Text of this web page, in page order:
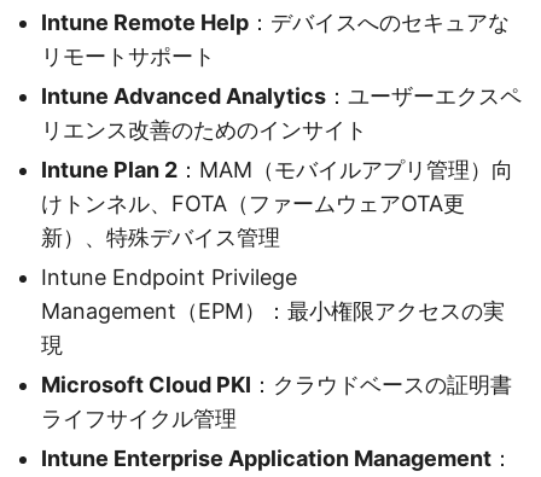
Intune Remote Help ：デバイスへのセキュアな
リモートサポート
Intune Advanced Analytics ：ユーザーエクスペ
リエンス改善のためのインサイト
Intune Plan 2 ：MAM（モバイルアプリ管理）向
けトンネル、FOTA（ファームウェアOTA更
新）、特殊デバイス管理
Intune Endpoint Privilege
Management（EPM）：最小権限アクセスの実
現
Microsoft Cloud PKI ：クラウドベースの証明書
ライフサイクル管理
Intune Enterprise Application Management ：